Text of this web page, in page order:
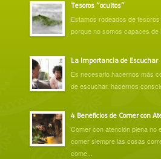
Tesoros “ocultos”
Estamos rodeados de tesoros
porque no somos capaces de
La Importancia de Escuchar
Es necesario hacernos más
de escuchar, hacernos
4 Beneficios de Comer con
Comer con atención plena no
comer siempre las cosas
come...